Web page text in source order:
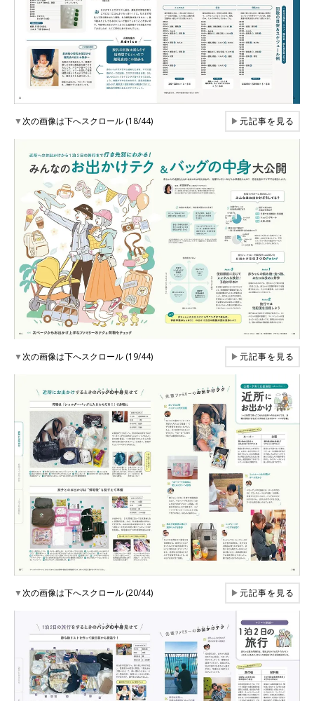
▼次の画像は下へスクロール (18/44) ▶元記事を見る
▼次の画像は下へスクロール (19/44) ▶元記事を見る
▼次の画像は下へスクロール (20/44) ▶元記事を見る